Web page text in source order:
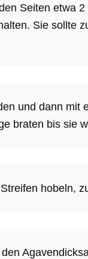
Seiten etwa
Sie sollte
und dann mit
braten bis sie
hobeln,